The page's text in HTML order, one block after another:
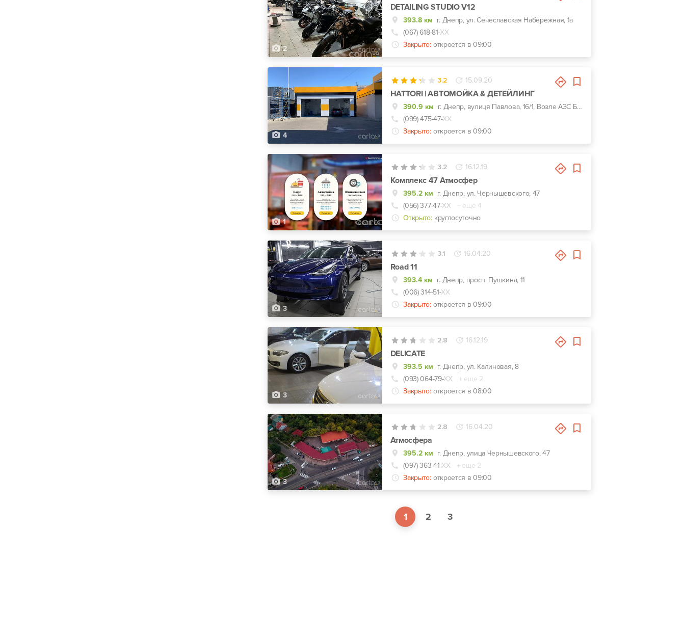
2
DETAILING STUDIO V12
393.8 км г. Днепр, ул. Сечеславская Набережная, 1а
(067) 618-81-ХХ
Закрыто: откроется в 09:00
4
3.2 15.09.20
HATTORI | АВТОМОЙКА & ДЕТЕЙЛИНГ
390.9 км
г. Днепр, вулиця Павлова, 16/1, Возле АЗС БРСМ
(099) 475-47-ХХ
Закрыто: откроется в 09:00
1
3.2 16.12.19
Комплекс 47 Атмосфер
395.2 км г. Днепр, ул. Чернышевского, 47
(056) 377-47-ХХ
+ еще 4
Открыто: круглосуточно
3
3.1 16.04.20
Road 11
393.4 км г. Днепр, просп. Пушкина, 11
(006) 314-51-ХХ
Закрыто: откроется в 09:00
3
2.8 16.12.19
DELICATE
393.5 км г. Днепр, ул. Калиновая, 8
(093) 064-79-ХХ
+ еще 2
Закрыто: откроется в 08:00
3
2.8 16.04.20
Атмосфера
395.2 км г. Днепр, улица Чернышевского, 47
(097) 363-41-ХХ
+ еще 2
Закрыто: откроется в 09:00
1 2 3